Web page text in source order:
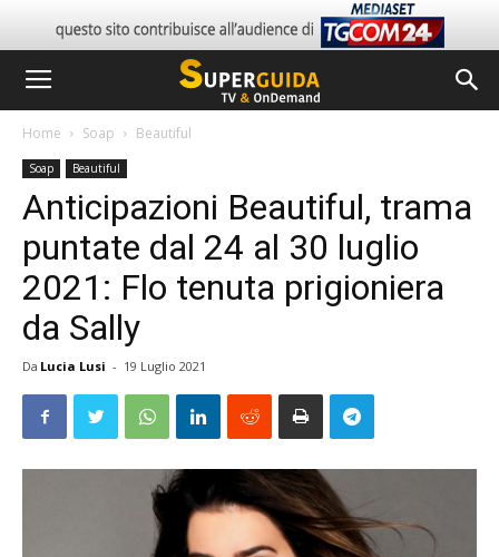
Home Soap Beautiful
Soap Beautiful
Anticipazioni Beautiful, trama
puntate dal 24 al 30 luglio
2021: Flo tenuta prigioniera
da Sally
Da Lucia Lusi - 19 Luglio 2021